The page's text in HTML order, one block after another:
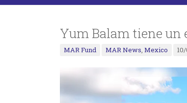
Yum Balam tiene un
MAR Fund MAR News, Mexico